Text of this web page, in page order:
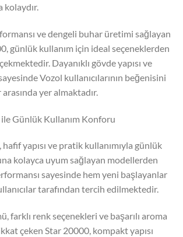
kolaydır.
ve dengeli buhar üretimi sağlayan
günlük kullanım için ideal seçeneklerden
Dayanıklı gövde yapısı ve
Vozol kullanıcılarının beğenisini
yer almaktadır.
Günlük Kullanım Konforu
, hafif yapısı ve pratik kullanımıyla günlük
kolayca uyum sağlayan modellerden
sayesinde hem yeni başlayanlar
tarafından tercih edilmektedir.
farklı renk seçenekleri ve başarılı aroma
çeken Star 20000, kompakt yapısı